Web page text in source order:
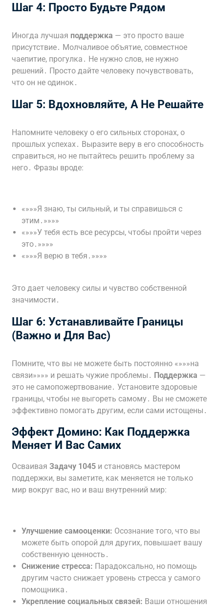
Шаг 4: Просто Будьте Рядом
Иногда лучшая поддержка — это просто ваше
присутствие․ Молчаливое объятие, совместное
чаепитие, прогулка․ Не нужно слов, не нужно
решений․ Просто дайте человеку почувствовать,
что он не одинок․
Шаг 5: Вдохновляйте, А Не Решайте
Напомните человеку о его сильных сторонах, о
прошлых успехах․ Выразите веру в его способность
справиться, но не пытайтесь решить проблему за
него․ Фразы вроде:
«»»»Я знаю, ты сильный, и ты справишься с
этим․»»»»
«»»»У тебя есть все ресурсы, чтобы пройти через
это․»»»»
«»»»Я верю в тебя․»»»»
Это дает человеку силы и чувство собственной
значимости․
Шаг 6: Устанавливайте Границы
(Важно и Для Вас)
Помните, что вы не можете быть постоянно «»»»на
связи»»»» и решать чужие проблемы․ Поддержка —
это не самопожертвование․ Установите здоровые
границы, чтобы не выгореть самому․ Вы не сможете
эффективно помогать другим, если сами истощены․
Эффект Домино: Как Поддержка
Меняет И Вас Самих
Осваивая Задачу 1045 и становясь мастером
поддержки, вы заметите, как меняется не только
мир вокруг вас, но и ваш внутренний мир:
Улучшение самооценки: Осознание того, что вы
можете быть опорой для других, повышает вашу
собственную ценность․
Снижение стресса: Парадоксально, но помощь
другим часто снижает уровень стресса у самого
помощника․
Укрепление социальных связей: Ваши отношения